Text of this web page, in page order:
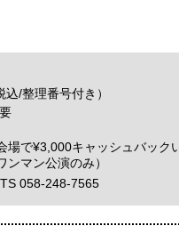
/整理番号付き）
で¥3,000キャッシュバック
マン公演のみ）
058-248-7565